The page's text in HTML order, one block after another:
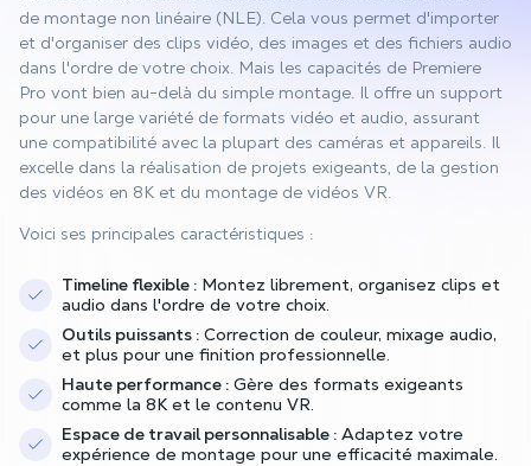
de montage non linéaire (NLE). Cela vous permet d'importer
et d'organiser des clips vidéo, des images et des fichiers audio
dans l'ordre de votre choix. Mais les capacités de Premiere
Pro vont bien au-delà du simple montage. Il offre un support
pour une large variété de formats vidéo et audio, assurant
une compatibilité avec la plupart des caméras et appareils. Il
excelle dans la réalisation de projets exigeants, de la gestion
des vidéos en 8K et du montage de vidéos VR.
Voici ses principales caractéristiques :
Timeline flexible : Montez librement, organisez clips et
audio dans l'ordre de votre choix.
Outils puissants : Correction de couleur, mixage audio,
et plus pour une finition professionnelle.
Haute performance : Gère des formats exigeants
comme la 8K et le contenu VR.
Espace de travail personnalisable : Adaptez votre
expérience de montage pour une efficacité maximale.